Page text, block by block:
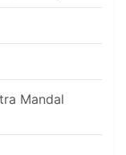
Mandal